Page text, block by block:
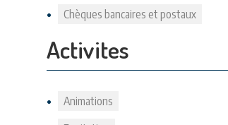
Chèques bancaires et postaux
Activites
Animations